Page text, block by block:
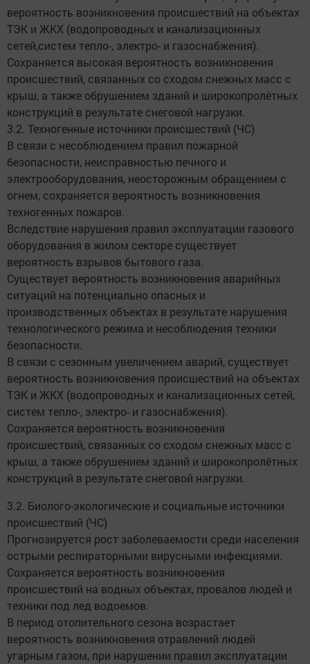
вероятность возникновения происшествий на объектах
ТЭК и ЖКХ (водопроводных и канализационных
сетей,систем тепло-, электро- и газоснабжения).
Сохраняется высокая вероятность возникновения
происшествий, связанных со сходом снежных масс с
крыш, а также обрушением зданий и широкопролѐтных
конструкций в результате снеговой нагрузки.
3.2. Техногенные источники происшествий (ЧС)
В связи с несоблюдением правил пожарной
безопасности, неисправностью печного и
электрооборудования, неосторожным обращением с
огнем, сохраняется вероятность возникновения
техногенных пожаров.
Вследствие нарушения правил эксплуатации газового
оборудования в жилом секторе существует
вероятность взрывов бытового газа.
Существует вероятность возникновения аварийных
ситуаций на потенциально опасных и
производственных объектах в результате нарушения
технологического режима и несоблюдения техники
безопасности.
В связи с сезонным увеличением аварий, существует
вероятность возникновения происшествий на объектах
ТЭК и ЖКХ (водопроводных и канализационных сетей,
систем тепло-, электро- и газоснабжения).
Сохраняется вероятность возникновения
происшествий, связанных со сходом снежных масс с
крыш, а также обрушением зданий и широкопролётных
конструкций в результате снеговой нагрузки.
3.2. Биолого-экологические и социальные источники
происшествий (ЧС)
Прогнозируется рост заболеваемости среди населения
острыми респираторными вирусными инфекциями.
Сохраняется вероятность возникновения
происшествий на водных объектах, провалов людей и
техники под лед водоемов.
В период отопительного сезона возрастает
вероятность возникновения отравлений людей
угарным газом, при нарушении правил эксплуатации